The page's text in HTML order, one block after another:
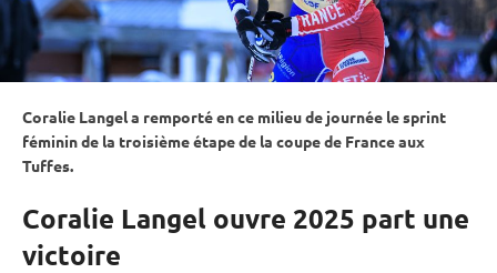
Coralie Langel a remporté en ce milieu de journée lesprint
féminin de la troisième étape de la coupe de France aux
Tuffes.
Coralie Langel ouvre 2025 part une
victoire